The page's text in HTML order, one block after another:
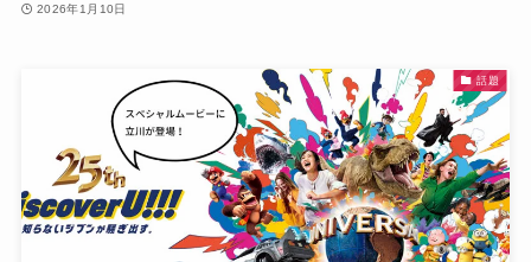
2026年1月10日
話題